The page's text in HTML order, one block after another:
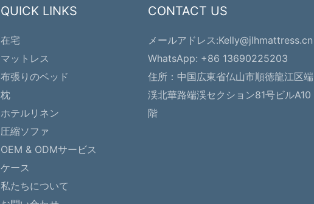
QUICK LINKS
在宅
マットレス
布張りのベッド
枕
ホテルリネン
圧縮ソファ
OEM & ODMサービス
ケース
私たちについて
CONTACT US
メールアドレス:Kelly@jlhmattress.cn
WhatsApp: +86 13690225203
住所： 中国広東省仏山市順徳龍江区端
渓北華路端渓セクション81号ビルA10
階